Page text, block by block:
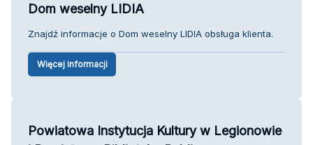
Dom weselny LIDIA
Znajdź informacje o Dom weselny LIDIA obsługa klienta.
Więcej informacji
Powiatowa Instytucja Kultury w Legionowie